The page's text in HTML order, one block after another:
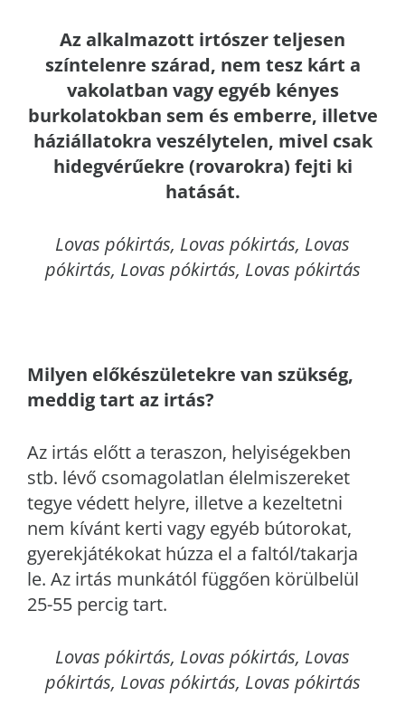
Az alkalmazott irtószer teljesen
színtelenre szárad, nem tesz kárt a
vakolatban vagy egyéb kényes
burkolatokban sem és emberre, illetve
háziállatokra veszélytelen, mivel csak
hidegvérűekre (rovarokra) fejti ki
hatását.
Lovas pókirtás, Lovas pókirtás, Lovas
pókirtás, Lovas pókirtás, Lovas pókirtás
Milyen előkészületekre van szükség,
meddig tart az irtás?
Az irtás előtt a teraszon, helyiségekben
stb. lévő csomagolatlan élelmiszereket
tegye védett helyre, illetve a kezeltetni
nem kívánt kerti vagy egyéb bútorokat,
gyerekjátékokat húzza el a faltól/takarja
le. Az irtás munkától függően körülbelül
25-55 percig tart.
Lovas pókirtás, Lovas pókirtás, Lovas
pókirtás, Lovas pókirtás, Lovas pókirtás